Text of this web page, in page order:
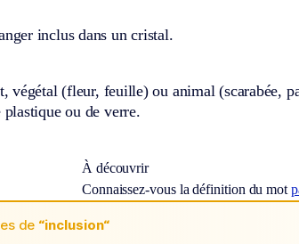
inclus dans un cristal.
végétal (fleur, feuille) ou animal (scarabée,
plastique ou de verre.
À découvrir
Connaissez-vous la définition du mot
de “inclusion“